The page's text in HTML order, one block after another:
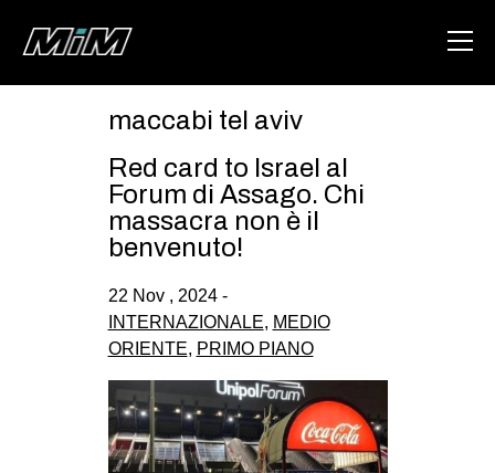
ABOUT
AREA
GAZA FREESTYLE
CSOA LAMBRETTA
MSM
STUDENTI TSUNAMI
ZAM
maccabi tel aviv
Red card to Israel al
Forum di Assago. Chi
massacra non è il
benvenuto!
22 Nov , 2024 -
INTERNAZIONALE, MEDIO
ORIENTE, PRIMO PIANO